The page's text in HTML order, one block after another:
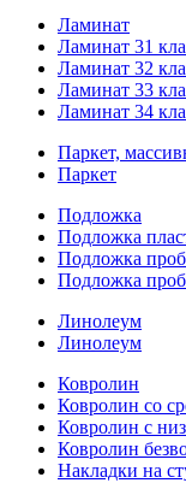
Ламинат
Ламинат 31
Ламинат 32
Ламинат 33
Ламинат 34
Паркет,
Паркет
Подложка
Подложка
Подложка
Подложка
Линолеум
Линолеум
Ковролин
Ковролин со
Ковролин с
Ковролин
Накладки на